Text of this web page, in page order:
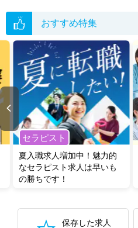
おすすめ特集
セラピスト
夏入職求人増加中！魅力的
なセラピスト求人は早いも
の勝ちです！
保存した求人